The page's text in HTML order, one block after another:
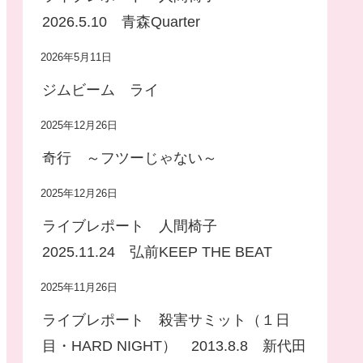
2026.5.10 青森Quarter
2026年5月11日
ジムビーム ライ
2025年12月26日
奇行 ～フツーじゃない～
2025年12月26日
ライブレポート 人間椅子
2025.11.24 弘前KEEP THE BEAT
2025年11月26日
ライブレポート 殺害サミット（１日
目・HARD NIGHT） 2013.8.8 新代田